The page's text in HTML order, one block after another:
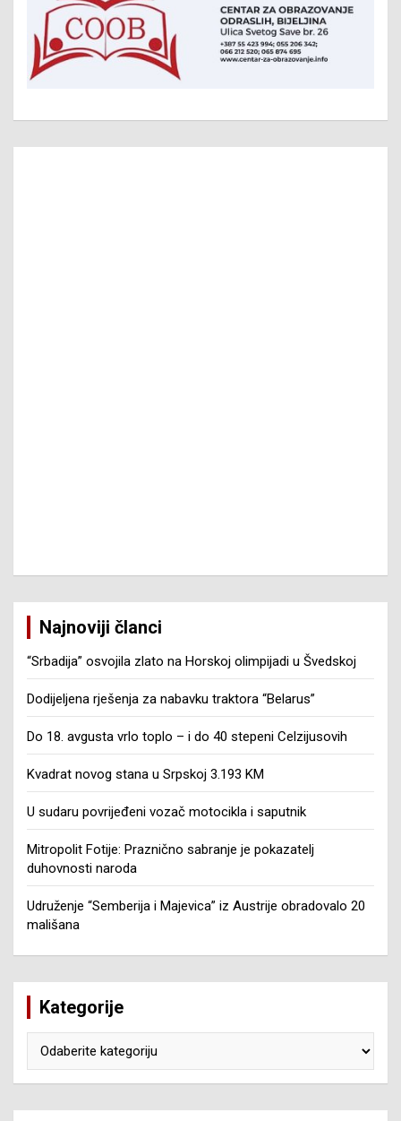
Najnoviji članci
“Srbadija” osvojila zlato na Horskoj olimpijadi u Švedskoj
Dodijeljena rješenja za nabavku traktora “Belarus”
Do 18. avgusta vrlo toplo – i do 40 stepeni Celzijusovih
Kvadrat novog stana u Srpskoj 3.193 KM
U sudaru povrijeđeni vozač motocikla i saputnik
Mitropolit Fotije: Praznično sabranje je pokazatelj
duhovnosti naroda
Udruženje “Semberija i Majevica” iz Austrije obradovalo 20
mališana
Kategorije